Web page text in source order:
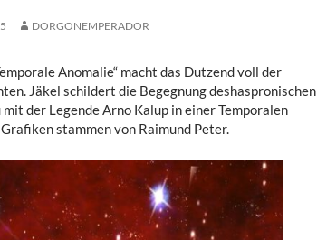
DORGONEMPERADOR
Anomalie“ macht das Dutzend voll der
Jäkel schildert die Begegnung deshaspronischen
der Legende Arno Kalup in einer Temporalen
stammen von Raimund Peter.